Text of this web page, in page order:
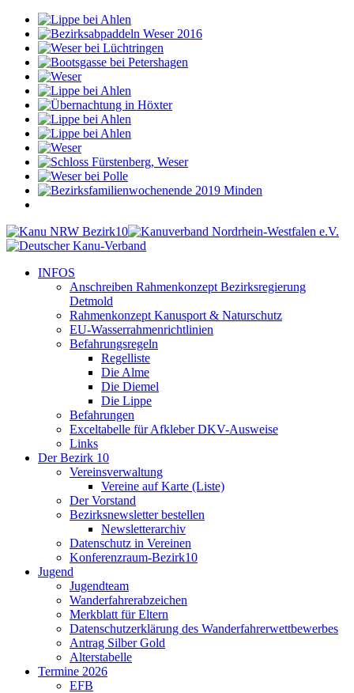
INFOS
Anschreiben Rahmenkonzept Bezirksregierung
Detmold
Rahmenkonzept Kanusport & Naturschutz
EU-Wasserrahmenrichtlinien
Befahrungsregeln
Regelliste
Die Alme
Die Diemel
Die Lippe
Befahrungen
Exceltabelle für Afkleber DKV-Ausweise
Links
Der Bezirk 10
Vereinsverwaltung
Vereine auf Karte (Liste)
Der Vorstand
Bezirksnewsletter bestellen
Newsletterarchiv
Datenschutz in Vereinen
Konferenzraum-Bezirk10
Jugend
Jugendteam
Wanderfahrerabzeichen
Merkblatt für Eltern
Datenschutzerklärung des Wanderfahrerwettbewerbes
Antrag Silber Gold
Alterstabelle
Termine 2026
EFB